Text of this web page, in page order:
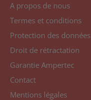
A propos de nous
Termes et conditions
Protection des données
Droit de rétractation
Garantie Ampertec
Contact
Mentions légales